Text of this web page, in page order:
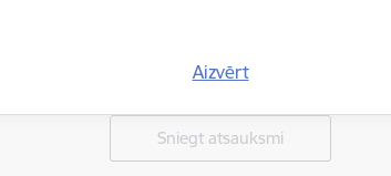
Aizvērt
Vai šī informācija bija noderīga?
Sniegt atsauksmi